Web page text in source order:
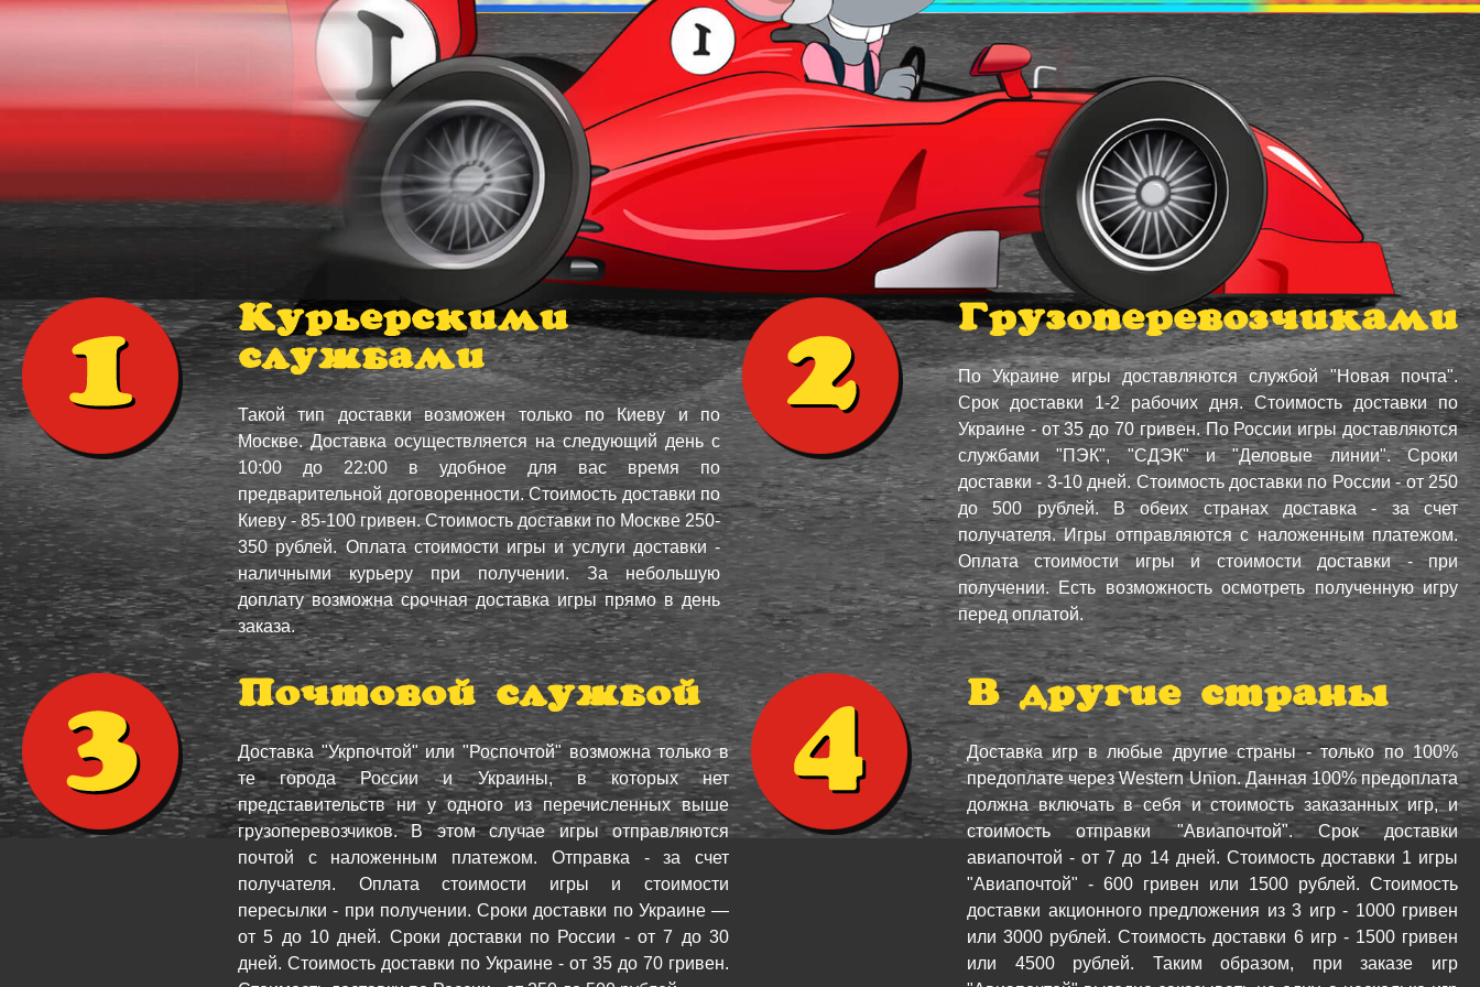
Курьерскими
службами
Такой тип доставки возможен только по Киеву и по
Москве. Доставка осуществляется на следующий день с
10:00 до 22:00 в удобное для вас время по
предварительной договоренности. Стоимость доставки по
Киеву - 85-100 гривен. Стоимость доставки по Москве 250-
350 рублей. Оплата стоимости игры и услуги доставки -
наличными курьеру при получении. За небольшую
доплату возможна срочная доставка игры прямо в день
заказа.
Грузоперевозчиками
По Украине игры доставляются службой "Новая почта".
Срок доставки 1-2 рабочих дня. Стоимость доставки по
Украине - от 35 до 70 гривен. По России игры доставляются
службами "ПЭК", "СДЭК" и "Деловые линии". Сроки
доставки - 3-10 дней. Стоимость доставки по России - от 250
до 500 рублей. В обеих странах доставка - за счет
получателя. Игры отправляются с наложенным платежом.
Оплата стоимости игры и стоимости доставки - при
получении. Есть возможность осмотреть полученную игру
перед оплатой.
Почтовой службой
Доставка "Укрпочтой" или "Роспочтой" возможна только в
те города России и Украины, в которых нет
представительств ни у одного из перечисленных выше
грузоперевозчиков. В этом случае игры отправляются
почтой с наложенным платежом. Отправка - за счет
получателя. Оплата стоимости игры и стоимости
пересылки - при получении. Сроки доставки по Украине —
от 5 до 10 дней. Сроки доставки по России - от 7 до 30
дней. Стоимость доставки по Украине - от 35 до 70 гривен.
В другие страны
Доставка игр в любые другие страны - только по 100%
предоплате через Western Union. Данная 100% предоплата
должна включать в себя и стоимость заказанных игр, и
стоимость отправки "Авиапочтой". Срок доставки
авиапочтой - от 7 до 14 дней. Стоимость доставки 1 игры
"Авиапочтой" - 600 гривен или 1500 рублей. Стоимость
доставки акционного предложения из 3 игр - 1000 гривен
или 3000 рублей. Стоимость доставки 6 игр - 1500 гривен
или 4500 рублей. Таким образом, при заказе игр